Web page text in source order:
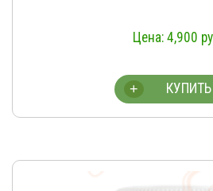
4,900
КУПИТЬ
+